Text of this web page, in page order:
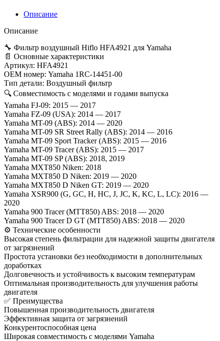
14-
/
Tracker/Tracer/Street
Rally
14-
20,
XSR
900
20,
FJ
09
15-
17
аналог
Y4251
Описание
Описание
🔧 Фильтр воздушный Hiflo HFA4921 для Yamaha
📄 Основные характеристики
Артикул: HFA4921
OEM номер: Yamaha 1RC-14451-00
Тип детали: Воздушный фильтр
🔍 Совместимость с моделями и годами выпуска
Yamaha FJ-09: 2015 — 2017
Yamaha FZ-09 (USA): 2014 — 2017
Yamaha MT-09 (ABS): 2014 — 2020
Yamaha MT-09 SR Street Rally (ABS): 2014 — 2016
Yamaha MT-09 Sport Tracker (ABS): 2015 — 2016
Yamaha MT-09 Tracer (ABS): 2015 — 2017
Yamaha MT-09 SP (ABS): 2018, 2019
Yamaha MXT850 Niken: 2018
Yamaha MXT850 D Niken: 2019 — 2020
Yamaha MXT850 D Niken GT: 2019 — 2020
Yamaha XSR900 (G, GC, H, HC, J, JC, K, KC, L, LC): 2016 —
2020
Yamaha 900 Tracer (MTT850) ABS: 2018 — 2020
Yamaha 900 Tracer D GT (MTT850) ABS: 2018 — 2020
⚙️ Технические особенности
Высокая степень фильтрации для надежной защиты двигателя
от загрязнений
Простота установки без необходимости в дополнительных
доработках
Долговечность и устойчивость к высоким температурам
Оптимальная производительность для улучшения работы
двигателя
✅ Преимущества
Повышенная производительность двигателя
Эффективная защита от загрязнений
Конкурентоспособная цена
Широкая совместимость с моделями Yamaha